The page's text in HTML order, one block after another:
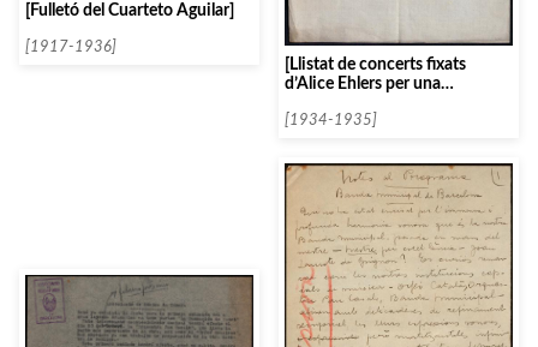
[Fulletó del Cuarteto Aguilar]
[1917-1936]
[Llistat de concerts fixats
d’Alice Ehlers per una
[1934-1935]